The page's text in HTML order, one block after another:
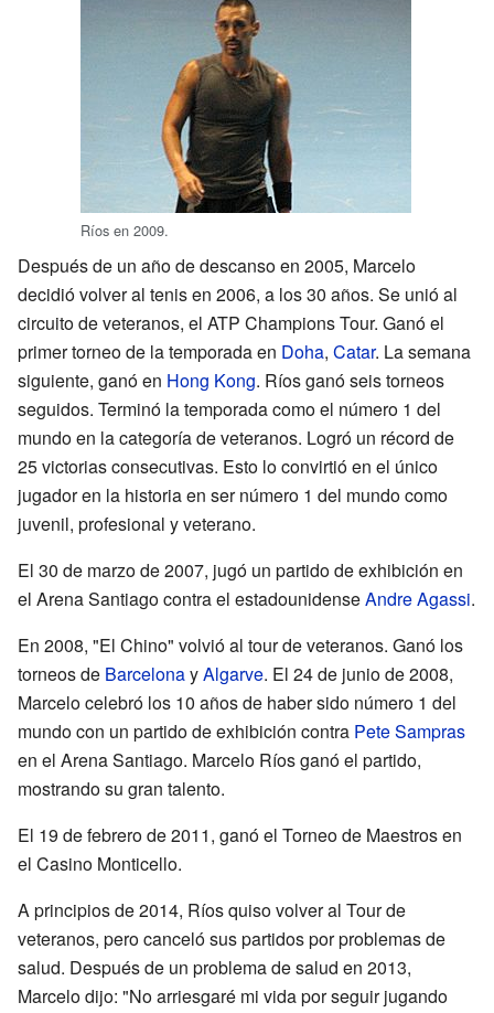
Ríos en 2009.
Después de un año de descanso en 2005, Marcelo
decidió volver al tenis en 2006, a los 30 años. Se unió al
circuito de veteranos, el ATP Champions Tour. Ganó el
primer torneo de la temporada en Doha, Catar. La semana
siguiente, ganó en Hong Kong. Ríos ganó seis torneos
seguidos. Terminó la temporada como el número 1 del
mundo en la categoría de veteranos. Logró un récord de
25 victorias consecutivas. Esto lo convirtió en el único
jugador en la historia en ser número 1 del mundo como
juvenil, profesional y veterano.
El 30 de marzo de 2007, jugó un partido de exhibición en
el Arena Santiago contra el estadounidenseAndre Agassi.
En 2008, "El Chino" volvió al tour de veteranos. Ganó los
torneos de BarcelonayAlgarve. El 24 de junio de 2008,
Marcelo celebró los 10 años de haber sido número 1 del
mundo con un partido de exhibición contra Pete Sampras
en el Arena Santiago. Marcelo Ríos ganó el partido,
mostrando su gran talento.
El 19 de febrero de 2011, ganó el Torneo de Maestros en
el Casino Monticello.
A principios de 2014, Ríos quiso volver al Tour de
veteranos, pero canceló sus partidos por problemas de
salud. Después de un problema de salud en 2013,
Marcelo dijo: "No arriesgaré mi vida por seguir jugando